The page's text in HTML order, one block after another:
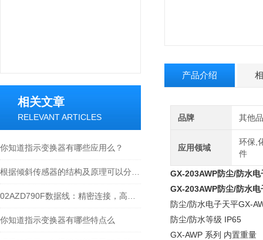
相关文章
RELEVANT ARTICLES
你知道指示变换器有哪些应用么？
你知道指示变换器有哪些特点么
产品介绍
品牌 其他
应用领域
环保,
件
GX-203AWP防尘/防水
GX-203AWP防尘/防水
防尘/防水电子天平GX-
防尘/防水等级 IP65
GX-AWP 系列 内置重量